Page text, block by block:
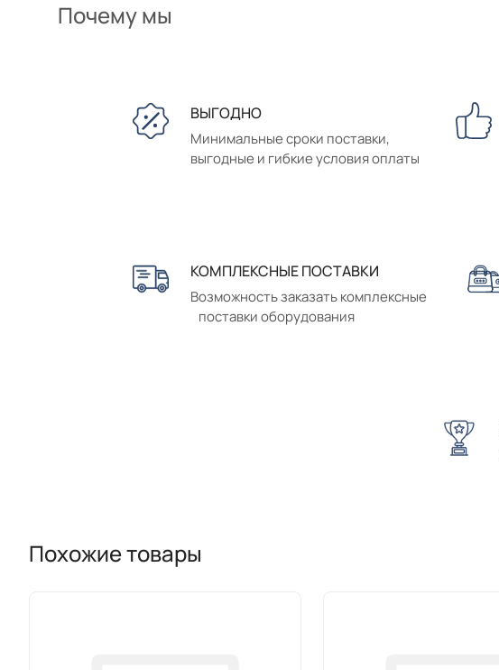
Почему мы
ВЫГОДНО
Минимальные сроки поставки,
выгодные и гибкие условия оплаты
КОМПЛЕКСНЫЕ ПОСТАВКИ
Возможность заказать комплексные
поставки оборудования
Похожие товары